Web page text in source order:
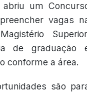
abriu um
vagas
de graduação
conforme a área.
são